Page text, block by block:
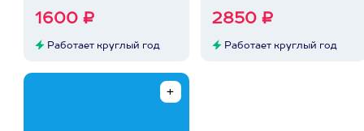
1600 ₽
Работает круглый год
2850 ₽
Работает круглый год